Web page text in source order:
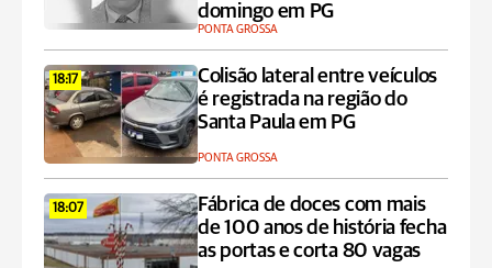
domingo em PG
PONTA GROSSA
18:17
Colisão lateral entre veículos
é registrada na região do
Santa Paula em PG
PONTA GROSSA
18:07
Fábrica de doces com mais
de 100 anos de história fecha
as portas e corta 80 vagas